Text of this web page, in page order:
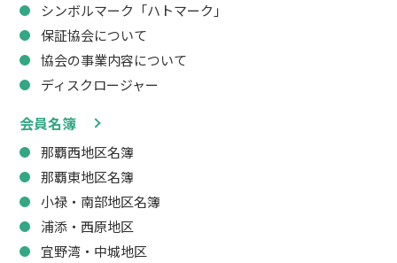
シンボルマーク「ハトマーク」
保証協会について
協会の事業内容について
ディスクロージャー
会員名簿
那覇西地区名簿
那覇東地区名簿
小禄・南部地区名簿
浦添・西原地区
宜野湾・中城地区